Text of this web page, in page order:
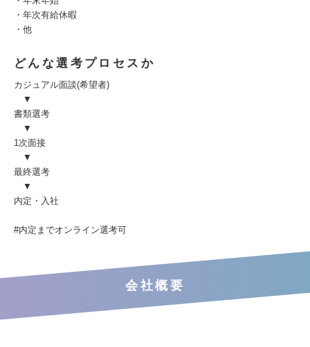
・年次有給休暇
・他
どんな選考プロセスか
カジュアル面談(希望者)
▼
書類選考
▼
1次面接
▼
最終選考
▼
内定・入社
#内定までオンライン選考可
会社概要